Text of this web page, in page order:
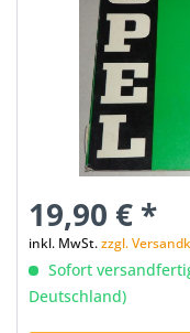
19,90 € *
inkl. MwSt.zzgl.
Sofort
Deutschland)